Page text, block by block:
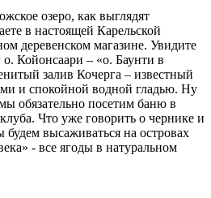
озеро, как выглядят
в настоящей Карельской
деревенском магазине. Увидите
Койонсаари – «о. Баунти в
залив Кочерга – известный
и спокойной водной гладью. Ну
обязательно посетим баню в
Что уже говорить о чернике и
высаживаться на островах
- все ягоды в натуральном